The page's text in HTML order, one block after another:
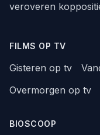
veroveren
FILMS OP TV
Gisteren op tv
Overmorgen op tv
BIOSCOOP